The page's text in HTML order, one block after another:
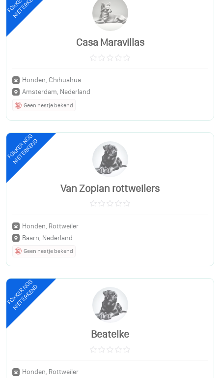
Casa Maravillas
Honden, Chihuahua
Amsterdam, Nederland
Geen nestje bekend
FOKKER NOG
NIET ERKEND
Van Zopian rottweilers
Honden, Rottweiler
Baarn, Nederland
Geen nestje bekend
FOKKER NOG
NIET ERKEND
Beatelke
Honden, Rottweiler